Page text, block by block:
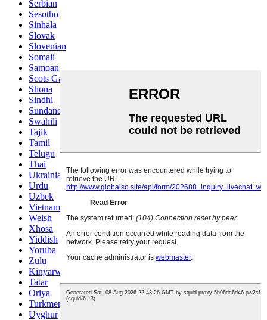
Serbian
Sesotho
Sinhala
Slovak
Slovenian
Somali
Samoan
Scots Gaelic
Shona
Sindhi
Sundanese
Swahili
Tajik
Tamil
Telugu
Thai
Ukrainian
Urdu
Uzbek
Vietnamese
Welsh
Xhosa
Yiddish
Yoruba
Zulu
Kinyarwanda
Tatar
Oriya
Turkmen
Uyghur